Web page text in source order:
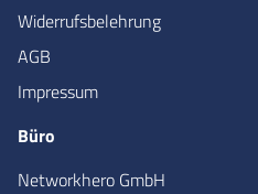
Widerrufsbelehrung
AGB
Impressum
Büro
Networkhero GmbH